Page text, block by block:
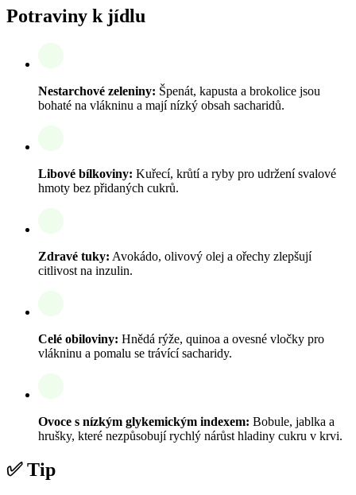
Potraviny k jídlu
Nestarchové zeleniny: Špenát, kapusta a brokolice jsou
bohaté na vlákninu a mají nízký obsah sacharidů.
Libové bílkoviny: Kuřecí, krůtí a ryby pro udržení svalové
hmoty bez přidaných cukrů.
Zdravé tuky: Avokádo, olivový olej a ořechy zlepšují
citlivost na inzulin.
Celé obiloviny: Hnědá rýže, quinoa a ovesné vločky pro
vlákninu a pomalu se trávící sacharidy.
Ovoce s nízkým glykemickým indexem: Bobule, jablka a
hrušky, které nezpůsobují rychlý nárůst hladiny cukru v krvi.
✅ Tip